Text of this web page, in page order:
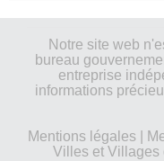
Notre site web
bureau
entreprise
informations
Mentions légales|
Villes et Villages